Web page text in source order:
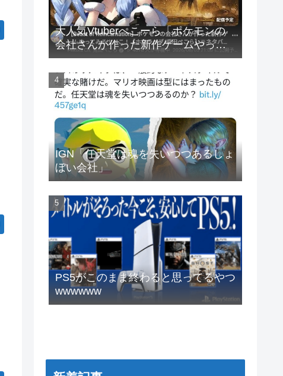
大人気Vtuberぺこーら「ポケモンの
会社さんが作った新作ゲームやって
みる！」
IGN「任天堂は魂を失いつつあるしょ
ぼい会社」
PS5がこのまま終わると思ってるやつ
wwwwww